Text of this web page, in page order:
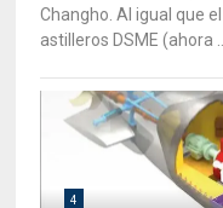
Changho. Al igual que
astilleros DSME (ahora ...
4